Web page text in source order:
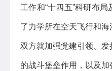
工作和“十四五”科研布
了力学所在空天飞行和海
双方就加强党建引领、
的战斗堡垒作用，以及